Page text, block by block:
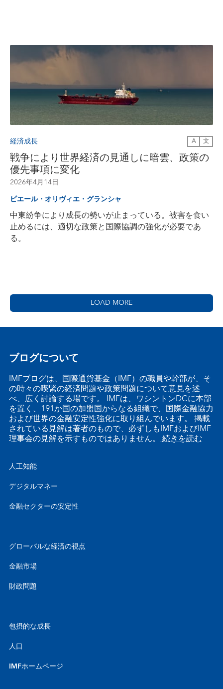
経済成長 A 文
戦争により世界経済の見通しに暗雲、政策の
優先事項に変化
2026年4月14日
ピエール・オリヴィエ・グランシャ
中東紛争により成長の勢いが止まっている。被害を食い
止めるには、適切な政策と国際協調の強化が必要であ
る。
LOAD MORE
ブログについて
IMFブログは、国際通貨基金（IMF）の職員や幹部が、そ
の時々の喫緊の経済問題や政策問題について意見を述
べ、広く討論する場です。 IMFは、ワシントンDCに本部
を置く、191か国の加盟国からなる組織で、国際金融協力
および世界の金融安定性強化に取り組んでいます。 掲載
されている見解は著者のもので、必ずしもIMFおよびIMF
理事会の見解を示すものではありません。 続きを読む
人工知能
デジタルマネー
金融セクターの安定性
グローバルな経済の視点
金融市場
財政問題
包摂的な成長
人口
IMFホームページ